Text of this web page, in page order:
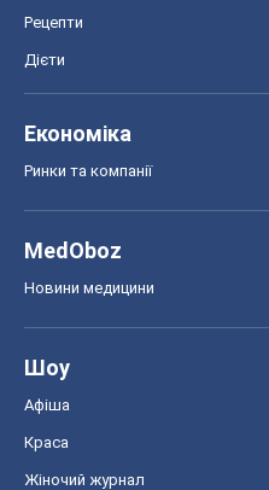
Рецепти
Дієти
Економіка
Ринки та компанії
MedOboz
Новини медицини
Шоу
Афіша
Краса
Жіночий журнал